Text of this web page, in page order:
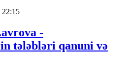
22:15
-
tələbləri qanuni və